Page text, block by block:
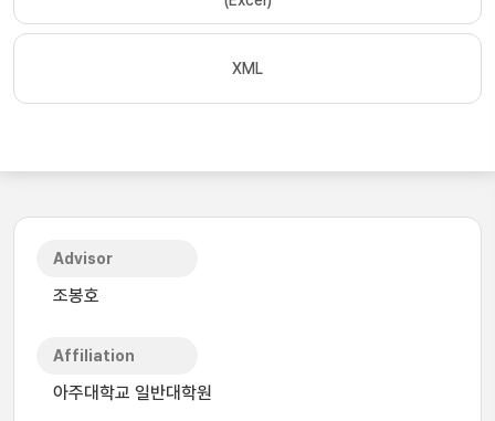
XML
Advisor
조봉호
Affiliation
아주대학교 일반대학원